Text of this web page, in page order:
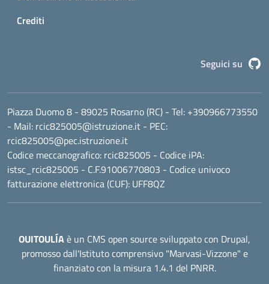
Crediti
Seguici su
Piazza Duomo 8 - 89025 Rosarno (RC) - Tel: +390966773550
- Mail: rcic825005@istruzione.it - PEC:
rcic825005@pec.istruzione.it
Codice meccanografico: rcic825005 - Codice iPA:
istsc_rcic825005 - C.F.91006770803 - Codice univoco
fatturazione elettronica (CUF): UFF8QZ
OUITOULÍAè un CMS open source sviluppato con Drupal,
promosso dall'Istituto comprensivo "Marvasi-Vizzone" e
finanziato con la misura 1.4.1 del PNRR.